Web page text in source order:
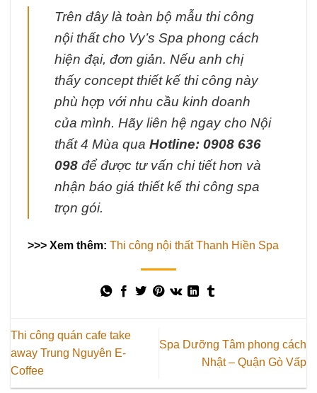
Trên đây là toàn bộ mẫu thi công
nội thất cho Vy’s Spa phong cách
hiện đại, đơn giản. Nếu anh chị
thấy concept thiết kế thi công này
phù hợp với nhu cầu kinh doanh
của mình. Hãy liên hệ ngay cho Nội
thất 4 Mùa qua Hotline: 0908 636
098 để được tư vấn chi tiết hơn và
nhận báo giá thiết kế thi công spa
trọn gói.
>>> Xem thêm: Thi công nội thất Thanh Hiền Spa
Thi công quán cafe take
away Trung Nguyên E-
Coffee
Spa Dưỡng Tâm phong cách
Nhật – Quận Gò Vấp